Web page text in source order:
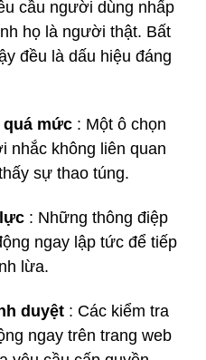
cầu người dùng nhấp
họ là người thật. Bất
đều là dấu hiệu đáng
quá mức : Một ô chọn
nhắc không liên quan
sự thao túng.
: Những thông điệp
ngay lập tức để tiếp
lừa.
duyệt : Các kiểm tra
ngay trên trang web